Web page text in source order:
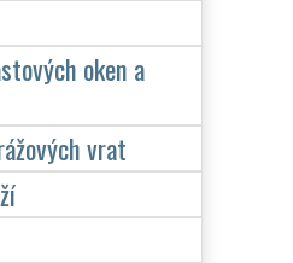
oken a
vrat